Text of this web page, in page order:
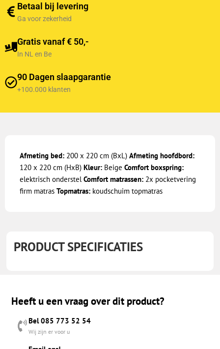
Betaal bij levering
Ga voor zekerheid
Gratis vanaf € 50,-
In NL en Be
90 Dagen slaapgarantie
+100.000 klanten
Afmeting bed: 200 x 220 cm (BxL) Afmeting hoofdbord:
120 x 220 cm (HxB) Kleur: Beige Comfort boxspring:
elektrisch onderstel Comfort matrassen: 2x pocketvering
firm matras Topmatras: koudschuim topmatras
PRODUCT SPECIFICATIES
Heeft u een vraag over dit product?
Bel 085 773 52 54
Wij zijn er voor u